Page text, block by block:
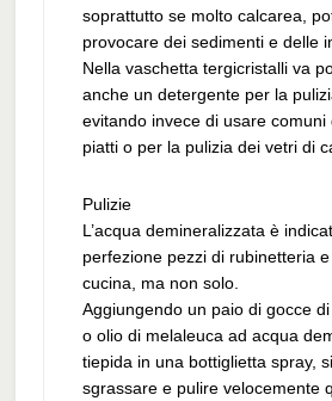
soprattutto se molto calcarea,
provocare dei sedimenti e delle
Nella vaschetta tergicristalli va
anche un detergente per la
evitando invece di usare comuni
piatti o per la pulizia dei vetri di
Pulizie
L’acqua demineralizzata è
perfezione pezzi di rubinetteria e
cucina, ma non solo.
Aggiungendo un paio di gocce
o olio di melaleuca ad acqua
tiepida in una bottiglietta spray,
sgrassare e pulire velocemente